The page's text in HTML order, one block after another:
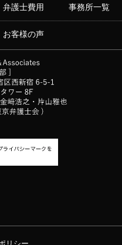
弁護士費用 事務所一覧
お客様の声